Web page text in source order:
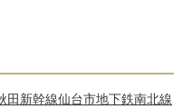
田新幹線仙台市地下鉄南北線